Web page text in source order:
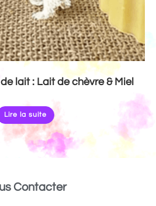
lait : Lait de chèvre & Miel
Lire la suite
Contacter